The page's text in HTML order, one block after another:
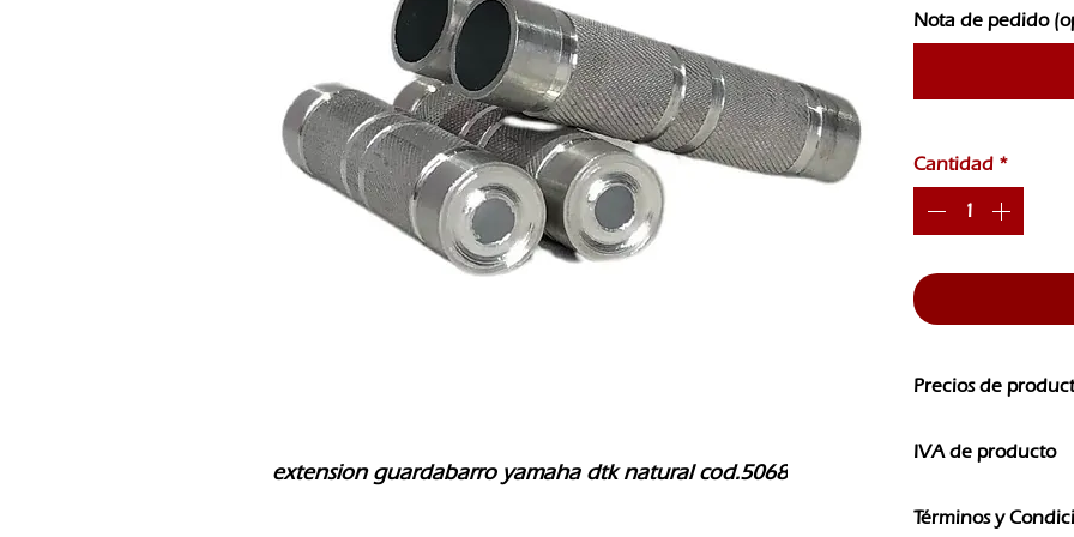
extension guardabarro yamaha dtk natural cod.5068
Nota de pedido
Cantidad *
Precios de
CAMBIOS SIN
IVA de producto
IVA
Términos y